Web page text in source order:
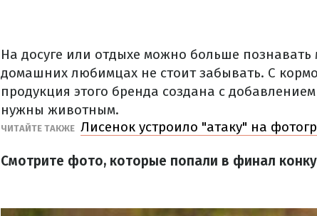
На досуге или отдыхе можно больше
домашних любимцах не стоит забывать. С
продукция этого бренда создана с
нужны животным.
ЧИТАЙТЕ ТАКЖЕ Лисенок устроило "атаку" на
Смотрите фото, которые попали в финал